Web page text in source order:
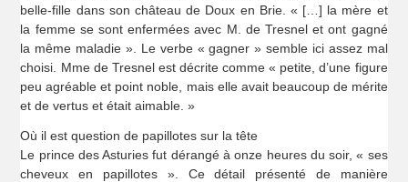
belle-fille dans son château de Doux en Brie. « […] la mère et
la femme se sont enfermées avec M. de Tresnel et ont gagné
la même maladie ». Le verbe « gagner » semble ici assez mal
choisi. Mme de Tresnel est décrite comme « petite, d’une figure
peu agréable et point noble, mais elle avait beaucoup de mérite
et de vertus et était aimable. »
Où il est question de papillotes sur la tête
Le prince des Asturies fut dérangé à onze heures du soir, « ses
cheveux en papillotes ». Ce détail présenté de manière